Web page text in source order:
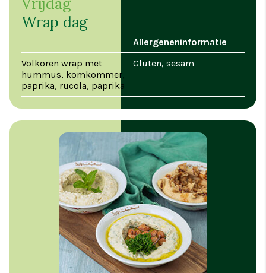
Wrap dag
Allergeneninformatie
Volkoren wrap met
hummus, komkommer,
paprika, rucola, paprika
Gluten, sesam